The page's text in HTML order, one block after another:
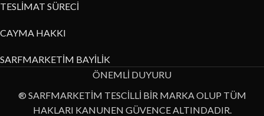
TESLİMAT SÜRECİ
CAYMA HAKKI
SARFMARKETİM BAYİLİK
ÖNEMLİ DUYURU
® SARFMARKETİM TESCİLLİ BİR MARKA OLUP TÜM
HAKLARI KANUNEN GÜVENCE ALTINDADIR.